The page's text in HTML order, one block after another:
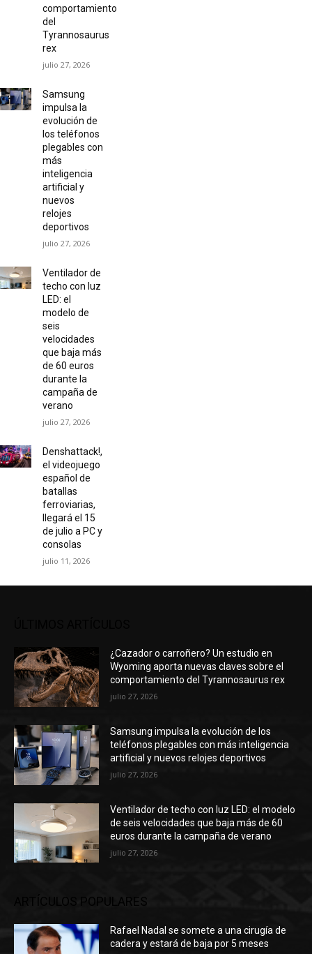
comportamiento
del
Tyrannosaurus
rex
julio 27, 2026
Samsung
impulsa la
evolución de
los teléfonos
plegables con
más
inteligencia
artificial y
nuevos
relojes
deportivos
julio 27, 2026
Ventilador de
techo con luz
LED: el
modelo de
seis
velocidades
que baja más
de 60 euros
durante la
campaña de
verano
julio 27, 2026
Denshattack!,
el videojuego
español de
batallas
ferroviarias,
llegará el 15
de julio a PC y
consolas
julio 11, 2026
¿Cazador o carroñero? Un estudio en
Wyoming aporta nuevas claves sobre el
comportamiento del Tyrannosaurus rex
julio 27, 2026
Samsung impulsa la evolución de los
teléfonos plegables con más inteligencia
artificial y nuevos relojes deportivos
julio 27, 2026
Ventilador de techo con luz LED: el modelo
de seis velocidades que baja más de 60
euros durante la campaña de verano
julio 27, 2026
ARTÍCULOS POPULARES
Rafael Nadal se somete a una cirugía de
cadera y estará de baja por 5 meses